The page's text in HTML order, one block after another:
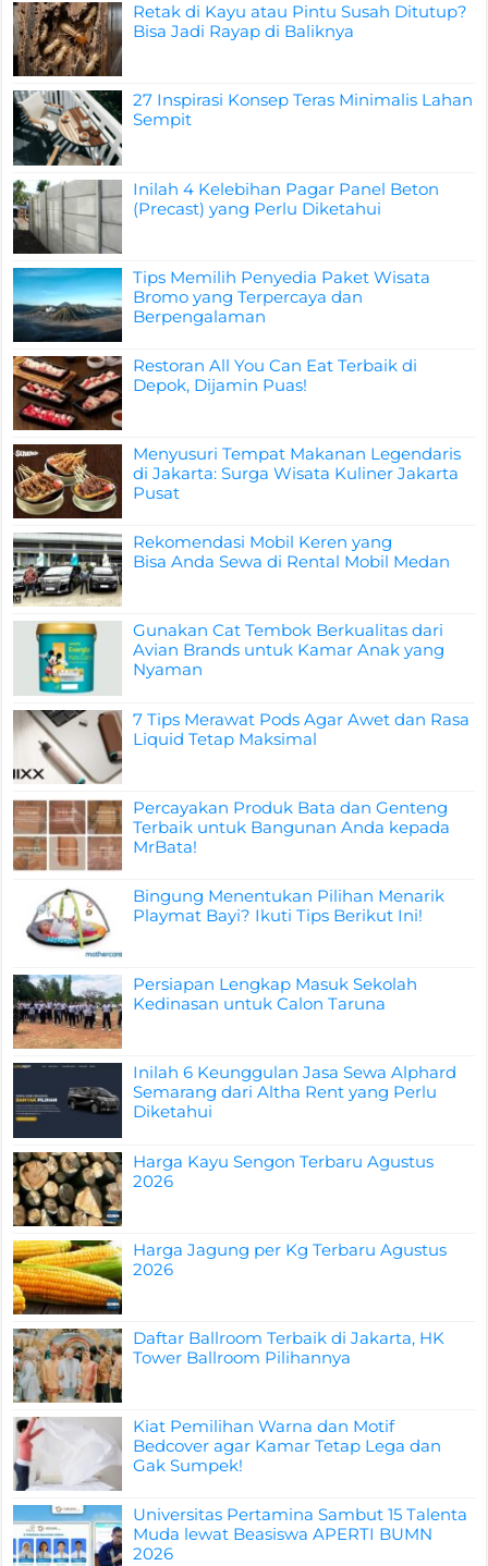
Retak di Kayu atau Pintu Susah Ditutup?
Bisa Jadi Rayap di Baliknya
27 Inspirasi Konsep Teras Minimalis Lahan
Sempit
Inilah 4 Kelebihan Pagar Panel Beton
(Precast) yang Perlu Diketahui
Tips Memilih Penyedia Paket Wisata
Bromo yang Terpercaya dan
Berpengalaman
Restoran All You Can Eat Terbaik di
Depok, Dijamin Puas!
Menyusuri Tempat Makanan Legendaris
di Jakarta: Surga Wisata Kuliner Jakarta
Pusat
Rekomendasi Mobil Keren yang
Bisa Anda Sewa di Rental Mobil Medan
Gunakan Cat Tembok Berkualitas dari
Avian Brands untuk Kamar Anak yang
Nyaman
7 Tips Merawat Pods Agar Awet dan Rasa
Liquid Tetap Maksimal
Percayakan Produk Bata dan Genteng
Terbaik untuk Bangunan Anda kepada
MrBata!
Bingung Menentukan Pilihan Menarik
Playmat Bayi? Ikuti Tips Berikut Ini!
Persiapan Lengkap Masuk Sekolah
Kedinasan untuk Calon Taruna
Inilah 6 Keunggulan Jasa Sewa Alphard
Semarang dari Altha Rent yang Perlu
Diketahui
Harga Kayu Sengon Terbaru Agustus
2026
Harga Jagung per Kg Terbaru Agustus
2026
Daftar Ballroom Terbaik di Jakarta, HK
Tower Ballroom Pilihannya
Kiat Pemilihan Warna dan Motif
Bedcover agar Kamar Tetap Lega dan
Gak Sumpek!
Universitas Pertamina Sambut 15 Talenta
Muda lewat Beasiswa APERTI BUMN
2026